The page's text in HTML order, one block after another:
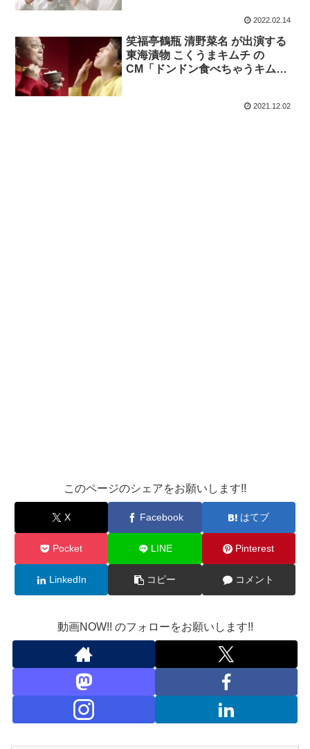
2022.02.14
笑福亭鶴瓶 清野菜名 が出演する
東海漬物 こくうまキムチ の
CM「ドンドン食べちゃうキムチ
2021.12.02
このページのシェアをお願いします!!
X Facebook はてブ
Pocket LINE Pinterest
LinkedIn コピー コメント
動画NOW!! のフォローをお願いします!!